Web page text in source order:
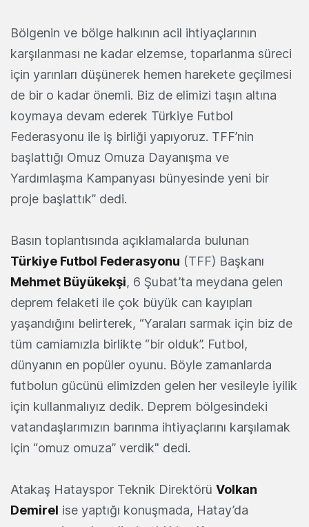
Bölgenin ve bölge halkının acil ihtiyaçlarının
karşılanması ne kadar elzemse, toparlanma süreci
için yarınları düşünerek hemen harekete geçilmesi
de bir o kadar önemli. Biz de elimizi taşın altına
koymaya devam ederek Türkiye Futbol
Federasyonu ile iş birliği yapıyoruz. TFF’nin
başlattığı Omuz Omuza Dayanışma ve
Yardımlaşma Kampanyası bünyesinde yeni bir
proje başlattık” dedi.
Basın toplantısında açıklamalarda bulunan
Türkiye Futbol Federasyonu (TFF) Başkanı
Mehmet Büyükekşi, 6 Şubat’ta meydana gelen
deprem felaketi ile çok büyük can kayıpları
yaşandığını belirterek, “Yaraları sarmak için biz de
tüm camiamızla birlikte “bir olduk”. Futbol,
dünyanın en popüler oyunu. Böyle zamanlarda
futbolun gücünü elimizden gelen her vesileyle iyilik
için kullanmalıyız dedik. Deprem bölgesindeki
vatandaşlarımızın barınma ihtiyaçlarını karşılamak
için “omuz omuza” verdik" dedi.
Atakaş Hatayspor Teknik Direktörü Volkan
Demirel ise yaptığı konuşmada, Hatay’da